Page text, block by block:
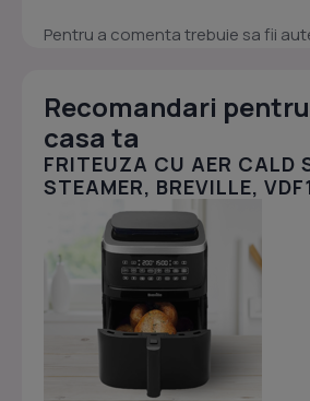
Pentru a comenta trebuie sa fii
Recomandari
casa ta
FRITEUZA CU AER CALD
STEAMER, BREVILLE,